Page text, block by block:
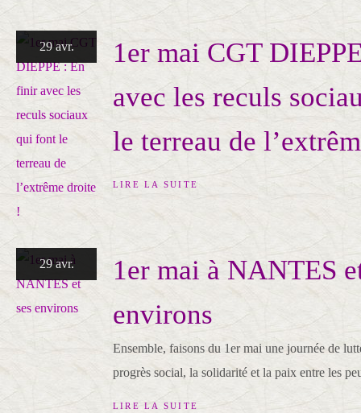
29 avr.
1er mai CGT
avec les reculs
le terreau de
LIRE LA SUITE
29 avr.
1er mai à NANTES
environs
Ensemble, faisons du 1er mai une journée de
progrès social, la solidarité et la paix entre les
LIRE LA SUITE